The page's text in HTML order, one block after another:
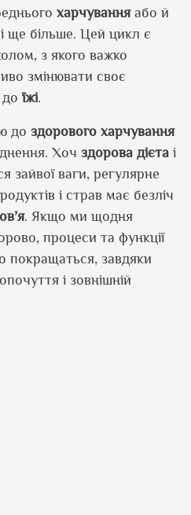
харчуванняабо й
ще більше. Цей цикл є
з якого важко
змінювати своє
їжі.
до здорового харчування
Хоч здорова дієта і
зайвої ваги, регулярне
і страв має безліч
. Якщо ми щодня
процеси та функції
покращаться, завдяки
і зовнішній